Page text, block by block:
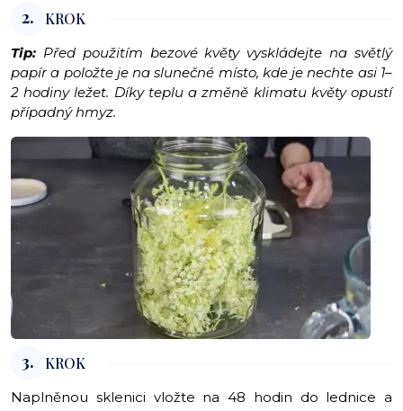
2. KROK
Tip: Před použitím bezové květy vyskládejte na světlý
papír a položte je na slunečné místo, kde je nechte asi 1–
2 hodiny ležet. Díky teplu a změně klimatu květy opustí
případný hmyz.
3. KROK
Naplněnou sklenici vložte na 48 hodin do lednice a